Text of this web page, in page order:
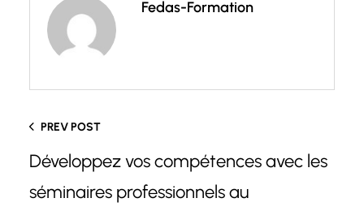
Fedas-Formation
PREV POST
Développez vos compétences avec les
séminaires professionnels au